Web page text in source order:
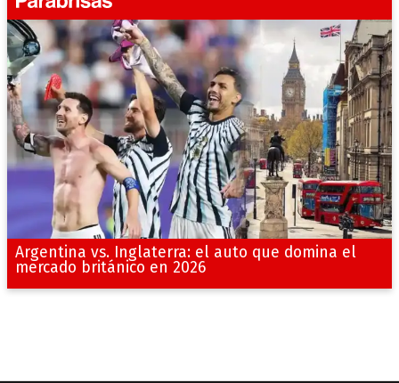
Argentina vs. Inglaterra: el auto que domina el
mercado británico en 2026